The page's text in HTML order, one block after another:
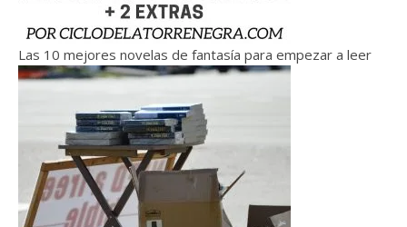
Las 10 mejores novelas de fantasía para empezar a leer